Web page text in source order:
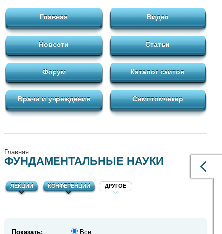
Главная Видео
Новости Статьи
Форум Каталог сайтов
Врачи и учреждения Симптомчекер
Главная
ФУНДАМЕНТАЛЬНЫЕ НАУКИ
ЛЕКЦИИ КОНФЕРЕНЦИИ ДРУГОЕ
Показать:
Все